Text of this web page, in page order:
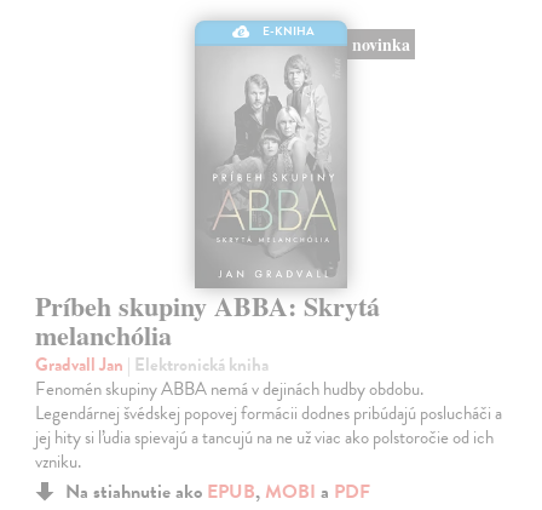
E-KNIHA
novinka
Príbeh skupiny ABBA: Skrytá
melanchólia
Gradvall Jan | Elektronická kniha
Fenomén skupiny ABBA nemá v dejinách hudby obdobu.
Legendárnej švédskej popovej formácii dodnes pribúdajú poslucháči a
jej hity si ľudia spievajú a tancujú na ne už viac ako polstoročie od ich
vzniku.
Na stiahnutie ako EPUB, MOBI a PDF